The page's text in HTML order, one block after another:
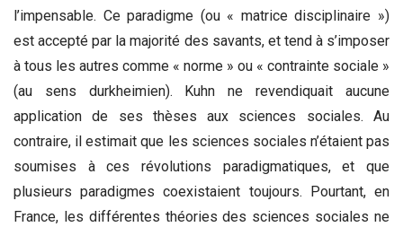
l’impensable. Ce paradigme (ou « matrice disciplinaire »)
est accepté par la majorité des savants, et tend à s’imposer
à tous les autres comme « norme » ou « contrainte sociale »
(au sens durkheimien). Kuhn ne revendiquait aucune
application de ses thèses aux sciences sociales. Au
contraire, il estimait que les sciences sociales n’étaient pas
soumises à ces révolutions paradigmatiques, et que
plusieurs paradigmes coexistaient toujours.
Pourtant, en
France, les différentes théories des sciences sociales ne